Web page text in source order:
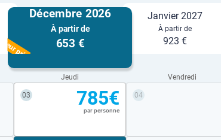
Décembre 2026
À partir de
653 €
Meilleur prix
Janvier 2027
À partir de
923 €
Jeudi Vendredi
03 785€
par personne
04